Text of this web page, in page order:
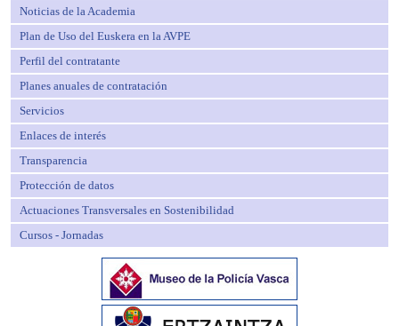
Noticias de la Academia
Plan de Uso del Euskera en la AVPE
Perfil del contratante
Planes anuales de contratación
Servicios
Enlaces de interés
Transparencia
Protección de datos
Actuaciones Transversales en Sostenibilidad
Cursos - Jornadas